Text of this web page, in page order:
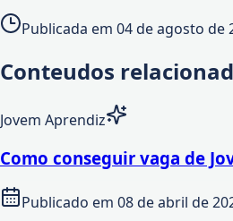
Publicada em 04 de agosto de
Conteudos
Jovem Aprendiz
Como conseguir vaga de
Publicado em 08 de abril de